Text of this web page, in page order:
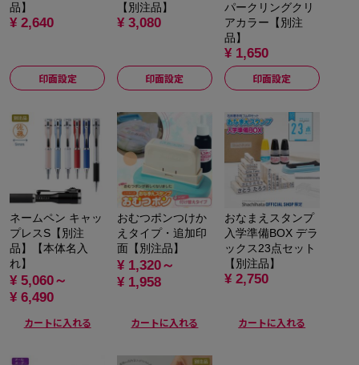
品】
¥ 2,640
印面設定
【別注品】
¥ 3,080
印面設定
パークリングクリ
アカラー【別注
品】
¥ 1,650
印面設定
ネームペン キャッ
プレスS【別注
品】【本体名入
れ】
¥ 5,060～
¥ 6,490
カートに入れる
おむつポンつけか
えタイプ・追加印
面【別注品】
¥ 1,320～
¥ 1,958
カートに入れる
おなまえスタンプ
入学準備BOX デラ
ックス23点セット
【別注品】
¥ 2,750
カートに入れる